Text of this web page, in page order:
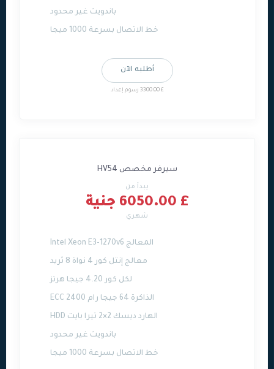
باندويث غير محدود
خط الاتصال بسرعة 1000 ميجا
أطلبه الآن
£ 3300.00 رسوم إعداد
سيرفر مخصص HV54
يبدأ من
£ 6050.00 جنية
شهري
المعالج Intel Xeon E3-1270v6
معالج إنتل كور 4 نواة 8 ثريد
لكل كور 4.20 جيجا هرتز
الذاكرة 64 جيجا رام ECC 2400
الهارد ديسك 2×2 تيرا بايت HDD
باندويث غير محدود
خط الاتصال بسرعة 1000 ميجا